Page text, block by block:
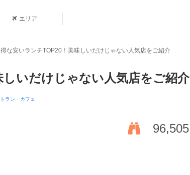
エリア
な安いランチTOP20！美味しいだけじゃない人気店をご紹介
いだけじゃない人気店をご紹介
ラン・カフェ
96,505